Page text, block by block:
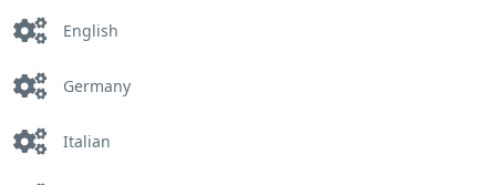
English
Germany
Italian